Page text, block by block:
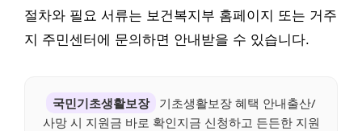
절차와 필요 서류는 보건복지부 홈페이지 또는 거주
지 주민센터에 문의하면 안내받을 수 있습니다.
국민기초생활보장
기초생활보장 혜택 안내출산/
사망 시 지원금 바로 확인지금 신청하고 든든한 지원